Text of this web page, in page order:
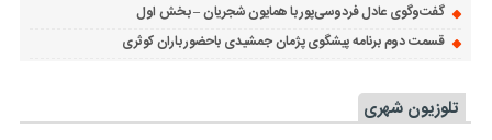
گفت‌وگوی عادل فردوسی‌پور با همایون شجریان – بخش اول
قسمت دوم برنامه پیشگوی پژمان جمشیدی باحضور باران کوثری
تلوزیون شهری